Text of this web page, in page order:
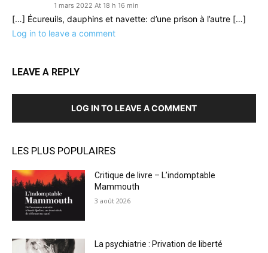
1 mars 2022 At 18 h 16 min
[…] Écureuils, dauphins et navette: d’une prison à l’autre […]
Log in to leave a comment
LEAVE A REPLY
LOG IN TO LEAVE A COMMENT
LES PLUS POPULAIRES
Critique de livre – L’indomptable
Mammouth
3 août 2026
La psychiatrie : Privation de liberté